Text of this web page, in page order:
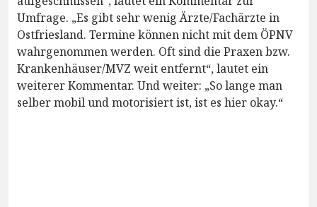
Umfrage. „Es gibt sehr wenig Ärzte/Fachärzte in
Ostfriesland. Termine können nicht mit dem ÖPNV
wahrgenommen werden. Oft sind die Praxen bzw.
Krankenhäuser/MVZ weit entfernt“, lautet ein
weiterer Kommentar. Und weiter: „So lange man
selber mobil und motorisiert ist, ist es hier okay.“